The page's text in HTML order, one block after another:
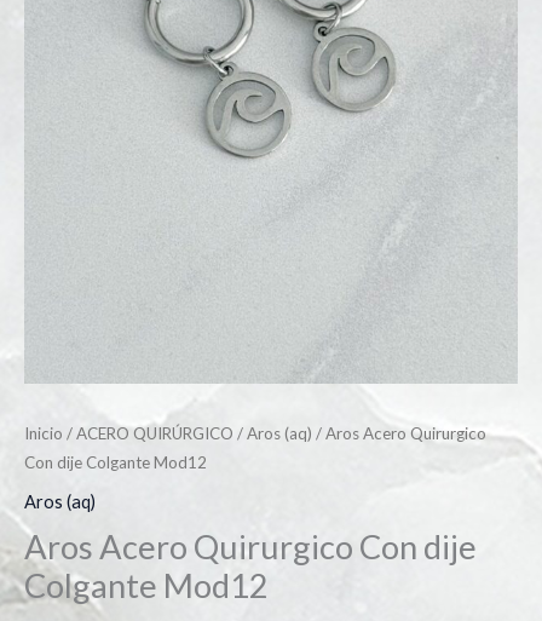
Inicio /ACERO QUIRÚRGICO /Aros (aq) / Aros Acero Quirurgico
Con dije Colgante Mod12
Aros (aq)
Aros Acero Quirurgico Con dije
Colgante Mod12